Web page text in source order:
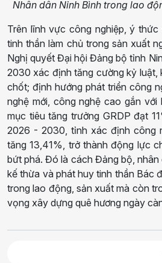
Nhân dân Ninh Bình trong lao
Trên lĩnh vực công nghiệp, ý
tinh thần làm chủ trong sản xuất
Nghị quyết Đại hội Đảng bộ tỉnh
2030 xác định tăng cường kỷ luật,
chốt; định hướng phát triển công
nghệ mới, công nghệ cao gắn
mục tiêu tăng trưởng GRDP đạt
2026 - 2030, tỉnh xác định công
tăng 13,41%, trở thành động lực
bứt phá. Đó là cách Đảng bộ, nhân
kế thừa và phát huy tinh thần Bác
trong lao động, sản xuất mà còn
vọng xây dựng quê hương ngày